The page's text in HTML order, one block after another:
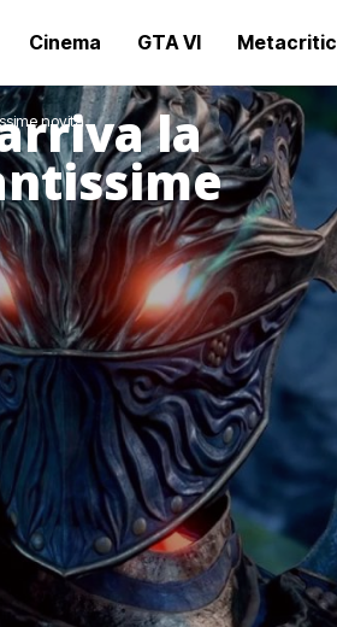
Cinema GTA VI Metacritic
novità la